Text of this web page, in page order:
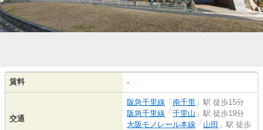
賃料 -
交通
阪急千里線 「 南千里 」駅 徒歩15分
阪急千里線 「 千里山 」駅 徒歩19分
大阪モノレール本線 「 山田 」駅 徒歩